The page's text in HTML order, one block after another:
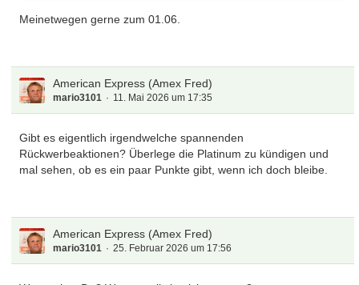
Meinetwegen gerne zum 01.06.
American Express (Amex Fred)
mario3101 11. Mai 2026 um 17:35
Gibt es eigentlich irgendwelche spannenden
Rückwerbeaktionen? Überlege die Platinum zu kündigen und
mal sehen, ob es ein paar Punkte gibt, wenn ich doch bleibe.
American Express (Amex Fred)
mario3101 25. Februar 2026 um 17:56